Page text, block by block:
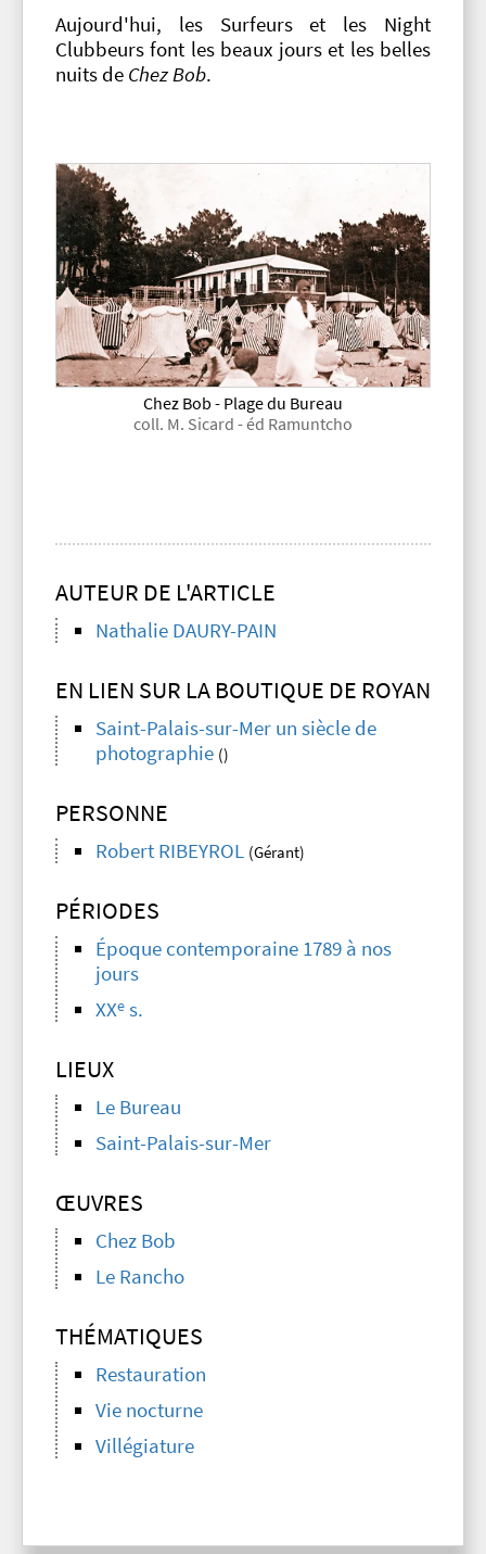
Aujourd'hui, les Surfeurs et les Night
Clubbeurs font les beaux jours et les belles
nuits de Chez Bob.
Chez Bob - Plage du Bureau
coll. M. Sicard - éd Ramuntcho
AUTEUR DE L'ARTICLE
Nathalie DAURY-PAIN
EN LIEN SUR LA BOUTIQUE DE ROYAN
Saint-Palais-sur-Mer un siècle de
photographie ()
PERSONNE
Robert RIBEYROL (Gérant)
PÉRIODES
Époque contemporaine 1789 à nos
jours
XXe s.
LIEUX
Le Bureau
Saint-Palais-sur-Mer
ŒUVRES
Chez Bob
Le Rancho
THÉMATIQUES
Restauration
Vie nocturne
Villégiature